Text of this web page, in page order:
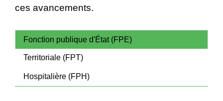
ces avancements.
Fonction publique d'État (FPE)
Territoriale (FPT)
Hospitalière (FPH)